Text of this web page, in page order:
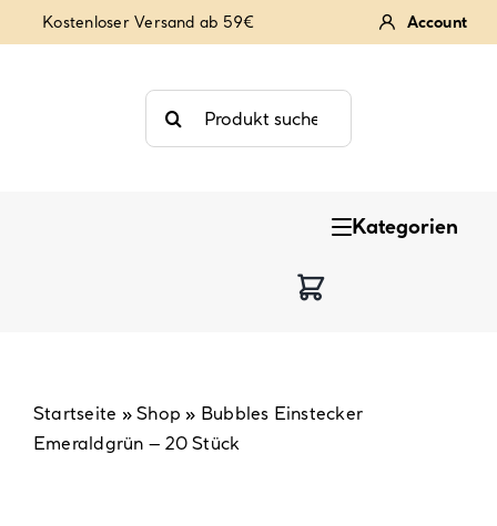
Inhalt
Kostenloser Versand ab 59€ Account
Suche
nach:
Kategorien
Backzubehör & Backwerkzeug
Startseite »Shop » Bubbles Einstecker
Emeraldgrün – 20 Stück